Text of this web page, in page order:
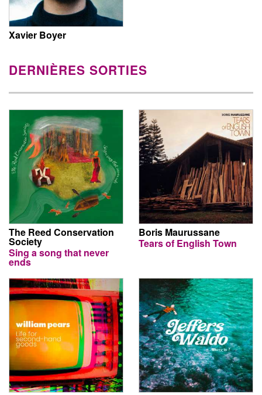
Xavier Boyer
DERNIÈRES SORTIES
The Reed Conservation
Society
Sing a song that never
ends
Boris Maurussane
Tears of English Town